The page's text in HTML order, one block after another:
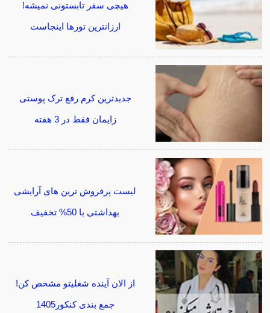
هیچی سفر تابستونی نمیشه!
ارزانترین تورها اینجاست
جدیدترین کرم رفع ترک پوستی
زایمان فقط در 3 هفته
لیست پرفروش ترین های آرایشی
بهداشتی با 50% تخفیف
از الان آینده شغلیتو مشخص کن!
جمع بندی کنکور1405